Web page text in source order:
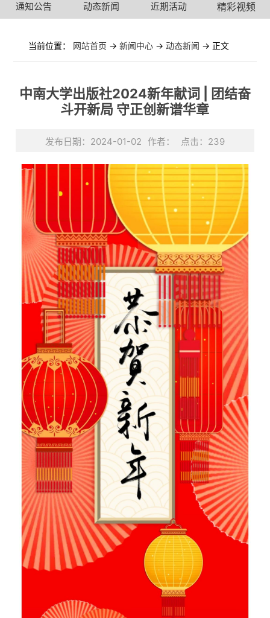
通知公告 动态新闻 近期活动 精彩视频
当前位置： 网站首页 ->新闻中心 ->动态新闻 -> 正文
中南大学出版社2024新年献词 | 团结奋
斗开新局 守正创新谱华章
发布日期：2024-01-02 作者： 点击： 239